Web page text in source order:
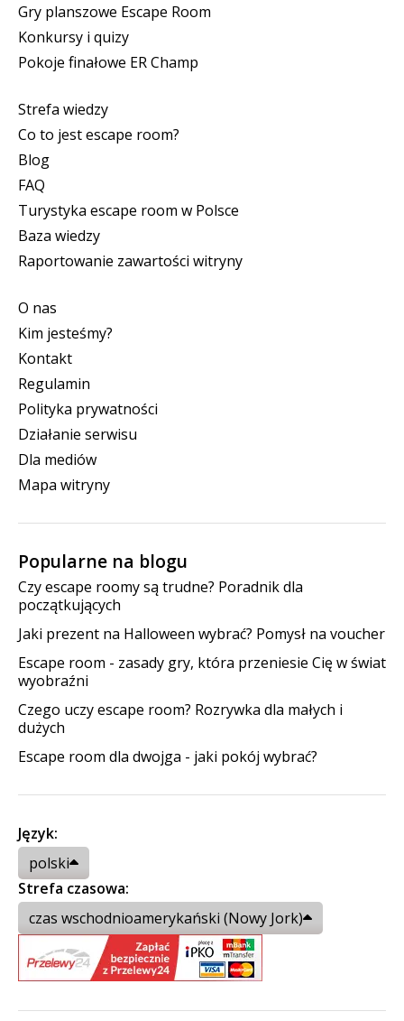
Gry planszowe Escape Room
Konkursy i quizy
Pokoje finałowe ER Champ
Strefa wiedzy
Co to jest escape room?
Blog
FAQ
Turystyka escape room w Polsce
Baza wiedzy
Raportowanie zawartości witryny
O nas
Kim jesteśmy?
Kontakt
Regulamin
Polityka prywatności
Działanie serwisu
Dla mediów
Mapa witryny
Popularne na blogu
Czy escape roomy są trudne? Poradnik dla
początkujących
Jaki prezent na Halloween wybrać? Pomysł na voucher
Escape room - zasady gry, która przeniesie Cię w świat
wyobraźni
Czego uczy escape room? Rozrywka dla małych i
dużych
Escape room dla dwojga - jaki pokój wybrać?
Język:
polski
Strefa czasowa:
czas wschodnioamerykański (Nowy Jork)